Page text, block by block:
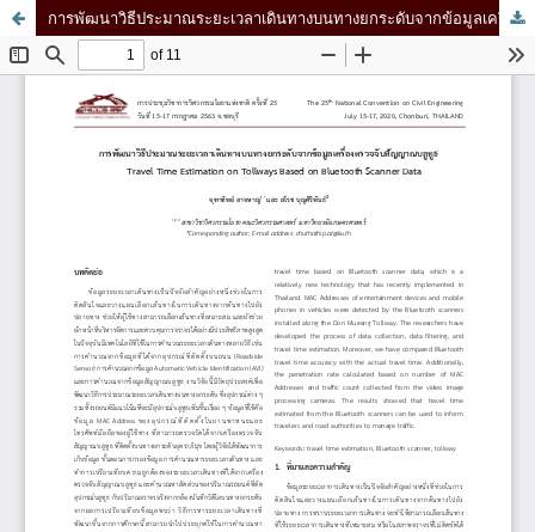
การพัฒนาวิธีประมาณระยะเวลาเดินทางบนทางยกระดับจากข้อมูลเครื่องตรวจจับสัญญาณบลูทูธ